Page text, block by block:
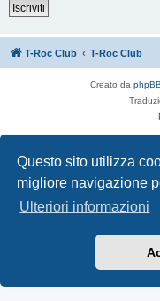
Questo sito utilizza
migliore navigazione
Ulteriori informazioni
Iscriviti
T-Roc Club T-Roc Club
Creato da phpBB